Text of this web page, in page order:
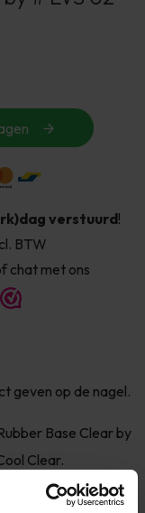
verstuurd!
BTW
chat met ons
geven op de nagel.
Base Clear by
Clear.